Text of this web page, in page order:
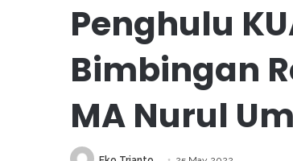
Penghulu
Bimbingan
MA Nurul